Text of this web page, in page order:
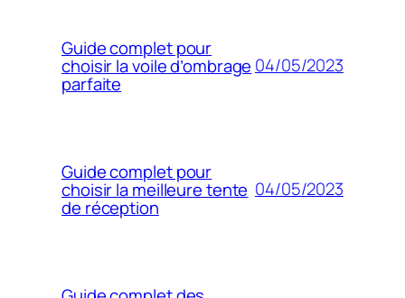
Guide complet pour
choisir la voile d’ombrage
parfaite
04/05/2023
Guide complet pour
choisir la meilleure tente
de réception
04/05/2023